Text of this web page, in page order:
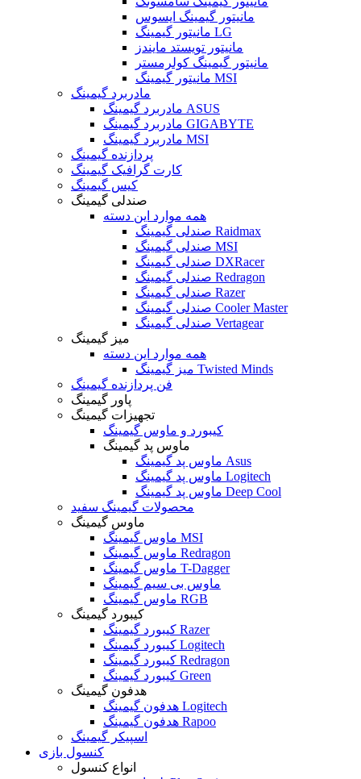
مانیتور گیمینگ ایسوس
مانیتور گیمینگ LG
مانیتور تویستد مایندز
مانیتور گیمینگ کولرمستر
مانیتور گیمینگ MSI
مادربرد گیمینگ
مادربرد گیمینگ ASUS
مادربرد گیمینگ GIGABYTE
مادربرد گیمینگ MSI
پردازنده گیمینگ
کارت گرافیک گیمینگ
کیس گیمینگ
صندلی گیمینگ
همه موارد این دسته
صندلی گیمینگ Raidmax
صندلی گیمینگ MSI
صندلی گیمینگ DXRacer
صندلی گیمینگ Redragon
صندلی گیمینگ Razer
صندلی گیمینگ Cooler Master
صندلی گیمینگ Vertagear
میز گیمینگ
همه موارد این دسته
میز گیمینگ Twisted Minds
فن پردازنده گیمینگ
پاور گیمینگ
تجهیزات گیمینگ
کیبورد و ماوس گیمینگ
ماوس پد گیمینگ
ماوس پد گیمینگ Asus
ماوس پد گیمینگ Logitech
ماوس پد گیمینگ Deep Cool
محصولات گیمینگ سفید
ماوس گیمینگ
ماوس گیمینگ MSI
ماوس گیمینگ Redragon
ماوس گیمینگ T-Dagger
ماوس بی سیم گیمینگ
ماوس گیمینگ RGB
کیبورد گیمینگ
کیبورد گیمینگ Razer
کیبورد گیمینگ Logitech
کیبورد گیمینگ Redragon
کیبورد گیمینگ Green
هدفون گیمینگ
هدفون گیمینگ Logitech
هدفون گیمینگ Rapoo
اسپیکر گیمینگ
کنسول بازی
انواع کنسول